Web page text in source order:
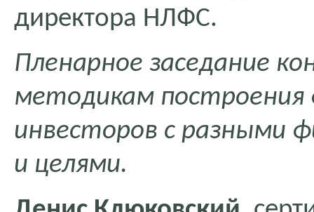
директора НЛФС.
Пленарное заседание
методикам построения
инвесторов с разными
и целями.